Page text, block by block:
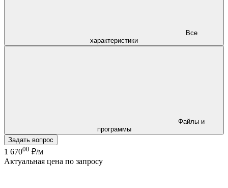
характеристики
программы
Задать вопрос
1 67000 ₽/м
Актуальная цена по запросу